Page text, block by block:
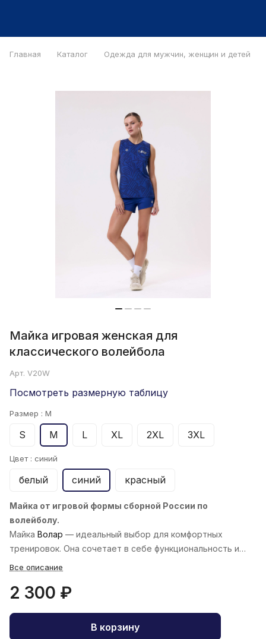
Главная Каталог Одежда для мужчин, женщин и детей
Майка игровая женская для
классического волейбола
Арт. V20W
Посмотреть размерную таблицу
Размер : M
S M L XL 2XL 3XL
Цвет : синий
белый синий красный
Майка от игровой формы сборной России по
волейболу.
Майка Волар — идеальный выбор для комфортных
тренировок. Она сочетает в себе функциональность и
стиль.
Все описание
2 300 ₽
В корзину